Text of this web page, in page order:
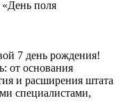
7 день рождения!
от основания
и расширения штата
специалистами,